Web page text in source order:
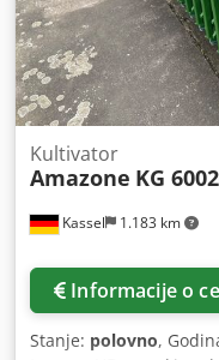
Kassel 1.183 km
Kultivator
Amazone KG
Informacije o
Stanje: polovno,